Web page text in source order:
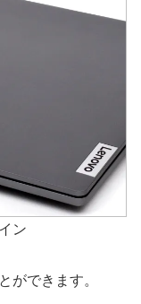
ン
ができます。